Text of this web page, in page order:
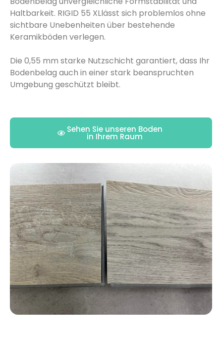
Haltbarkeit. RIGID 55 XLlässt sich problemlos ohne
sichtbare Unebenheiten über bestehende
Keramikböden verlegen.
Die 0,55 mm starke Nutzschicht garantiert, dass Ihr
Bodenbelag auch in einer stark beanspruchten
Umgebung geschützt bleibt.
Sehen Sie unseren Boden
in Ihrem Raum